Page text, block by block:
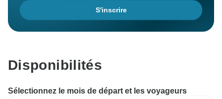
S'inscrire
Disponibilités
Sélectionnez le mois de départ et les voyageurs